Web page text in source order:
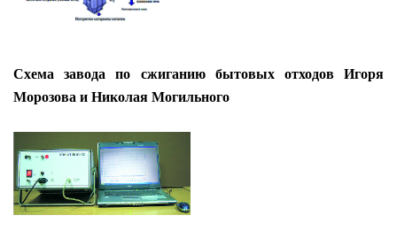
Схема завода по сжиганию бытовых отходов Игоря
Морозова и Николая Могильного